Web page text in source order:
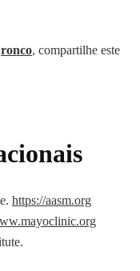
ronco, compartilhe este
https://aasm.org